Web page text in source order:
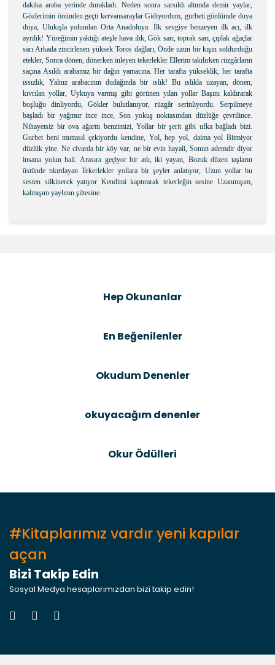
dakika araba yerinde durakladı. Neden sonra sarsıldı altımda demir yaylar,
Gözlerimin önünden geçti kervansaraylar Gidiyordum, gurbeti gönlümde duya
duya, Ulukışla yolundan Orta Anadoluya. İlk sevgiye benzeyen ilk acı, ilk
ayrılık! Yüreğimin yaktığı ateşle hava ılık, Gök sarı, toprak sarı, çıplak ağaçlar
sarı Arkada zincirlenen yüksek Toros dağları, Önde uzun bir kışın soldurduğu
etekler, Sonra dönen, dönerken inleyen tekerlekler Ellerim takılırken rüzgârların
saçına Asıldı arabamız bir dağın yamacına. Her tarafta yükseklik, her tarafta
ıssızlık, Yalnız arabacının dudağında bir ıslık! Bu ıslıkla uzayan, dönen,
kıvrılan yollar, Uykuya varmış gibi görünen yılan yollar Başını kaldırarak
boşluğu dinliyordu, Gökler bulutlanıyor, rüzgâr serinliyordu. Serpilmeye
başladı bir yağmur ince ince, Son yokuş noktasından düzlüğe çevrilince.
Nihayetsiz bir ova ağarttı benzimizi, Yollar bir şerit gibi ufka bağladı bizi.
Gurbet beni muttasıl çekiyordu kendine, Yol, hep yol, daima yol Bitmiyor
düzlük yine. Ne civarda bir köy var, ne bir evin hayali, Sonun ademdir diyor
insana yolun hali. Arasıra geçiyor bir atlı, iki yayan, Bozuk düzen taşların
üstünde tıkırdayan Tekerlekler yollara bir şeyler anlatıyor, Uzun yollar bu
sesten silkinerek yatıyor Kendimi kaptırarak tekerleğin sesine Uzanmışım,
kalmışım yaylının şiltesine.
Ürün açıklamasında eksik bilgiler bulunuyor.
Ürün fiyatı diğer sitelerden daha pahalı.
Hep Okunanlar
En Beğenilenler
Okudum Denenler
okuyacağım denenler
Okur Ödülleri
#Kitaplarımız vardır yeni kapılar
açan
Bizi Takip Edin
Sosyal Medya hesaplarımızdan bizi takip edin!